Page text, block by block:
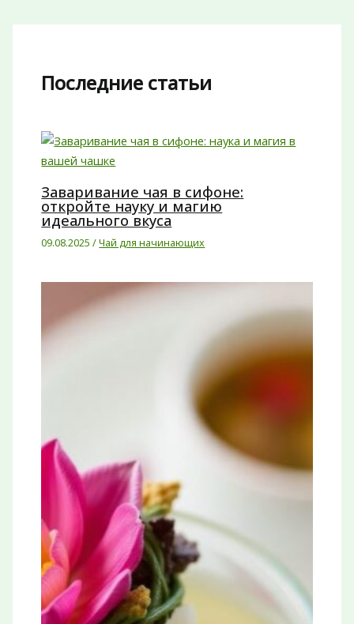
Последние статьи
Заваривание чая в сифоне:
откройте науку и магию
идеального вкуса
09.08.2025/Чай для начинающих